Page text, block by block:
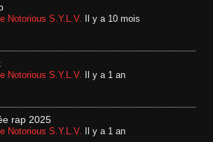
Notorious S.Y.L.V. Il y a 10 mois
Notorious S.Y.L.V. Il y a 1 an
rap 2025
Notorious S.Y.L.V. Il y a 1 an